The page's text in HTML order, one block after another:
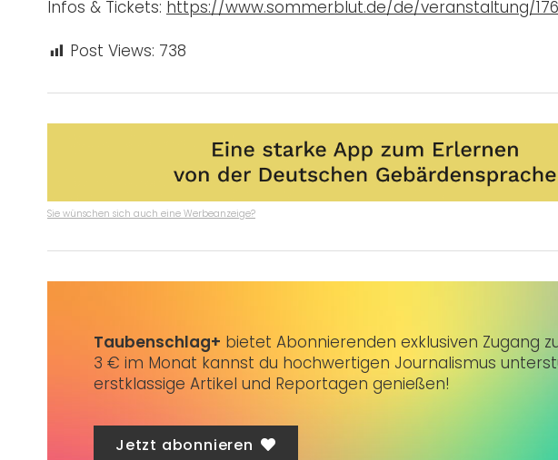
Infos & Tickets: https://www.sommerblut.de/de/veranstaltung/
Post Views: 738
Sie wünschen sich auch eine Werbeanzeige?
Taubenschlag+ bietet Abonnierenden exklusiven Zugang
3 € im Monat kannst du hochwertigen Journalismus
erstklassige Artikel und Reportagen genießen!
Jetzt abonnieren